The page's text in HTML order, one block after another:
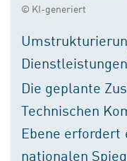
© KI-generiert
Die geplante
Technischen
Ebene erfordert
nationalen